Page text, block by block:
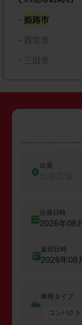
・ 姫路市
・ 西宮市
・ 三田市
出発
出発日時
2026年08
返却日時
2026年08
車両タイプ
コンパク